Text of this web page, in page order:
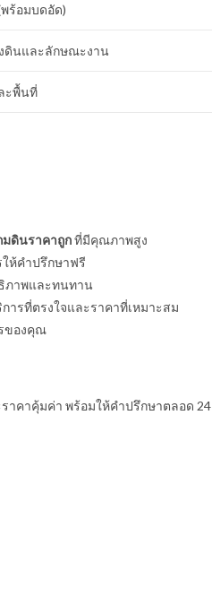
ร้อมบดอัด)
ดินและลักษณะงาน
ะพื้นที่
มดินราคาถูกที่มีคุณภาพสูง
ห้คำปรึกษาฟรี
ภาพและทนทาน
ารที่ตรงใจและราคาที่เหมาะสม
ของคุณ
าคาคุ้มค่า พร้อมให้คำปรึกษาตลอด 24